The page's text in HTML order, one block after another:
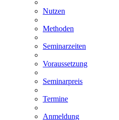
Nutzen
Methoden
Seminarzeiten
Voraussetzung
Seminarpreis
Termine
Anmeldung